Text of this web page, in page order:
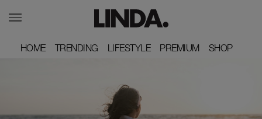
HOME
HOME TRENDING
TRENDING LIFESTYLE
LIFESTYLE PREMIUM
PREMIUM SHOP
SHOP